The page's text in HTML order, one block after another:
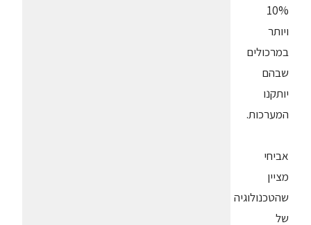
10%
ויותר
במרכולים
שבהם
יותקנו
המערכות.
אביחי
מציין
שהטכנולוגיה
של